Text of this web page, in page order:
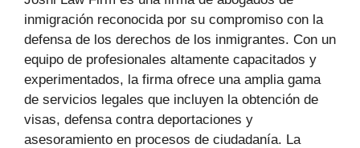
inmigración reconocida por su compromiso con la
defensa de los derechos de los inmigrantes. Con un
equipo de profesionales altamente capacitados y
experimentados, la firma ofrece una amplia gama
de servicios legales que incluyen la obtención de
visas, defensa contra deportaciones y
asesoramiento en procesos de ciudadanía. La